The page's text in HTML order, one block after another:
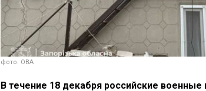
фото: ОВА
В течение 18 декабря российские военные